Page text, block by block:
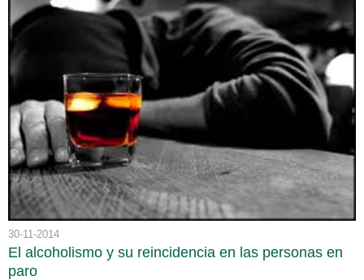
30-11-2014
El alcoholismo y su reincidencia en las personas en
paro